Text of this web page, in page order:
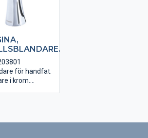
ansluta till 160
och
godkänd.
för handfat.
i krom.